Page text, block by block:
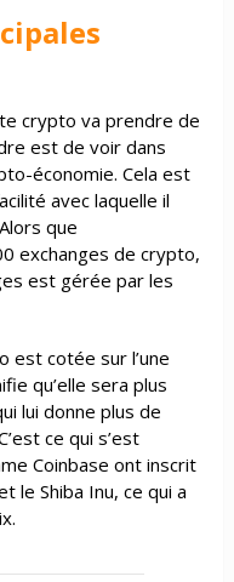
crypto va prendre de
est de voir dans
économie. Cela est
avec laquelle il
que
exchanges de crypto,
est gérée par les
est cotée sur l’une
qu’elle sera plus
lui donne plus de
ce qui s’est
Coinbase ont inscrit
le Shiba Inu, ce qui a